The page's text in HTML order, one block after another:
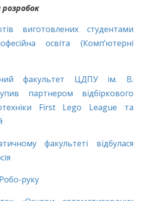
виготовлених студентами
освіта (Комп’ютерні
факультет ЦДПУ ім. В.
партнером відбіркового
First Lego League та
факультеті відбулася
руку